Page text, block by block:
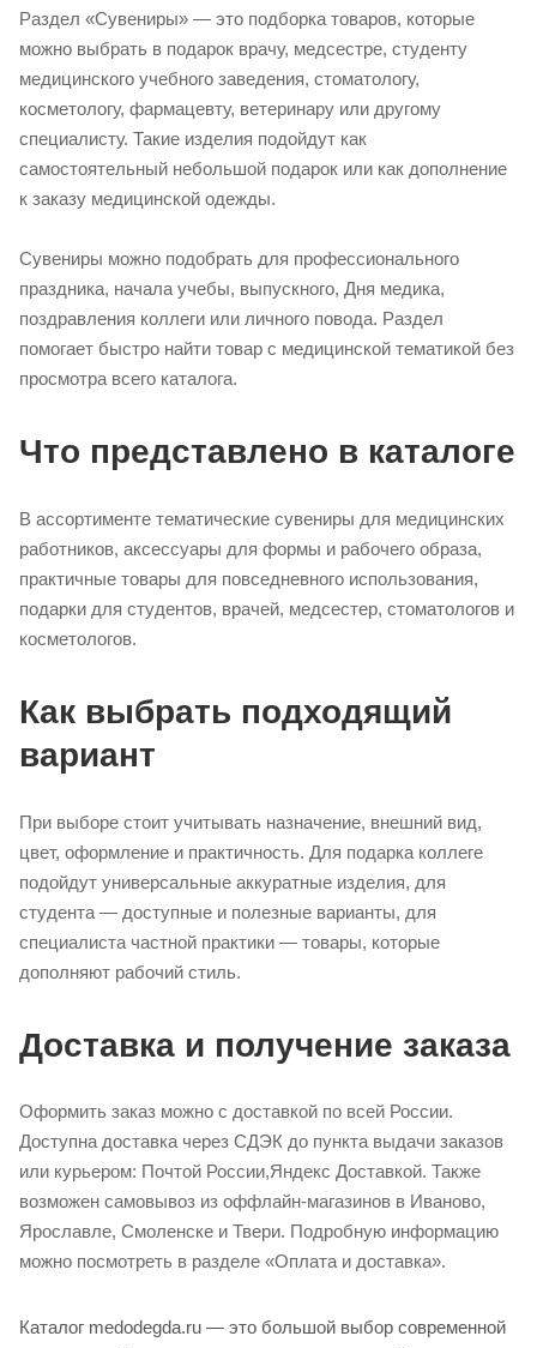
Раздел «Сувениры» — это подборка товаров, которые
можно выбрать в подарок врачу, медсестре, студенту
медицинского учебного заведения, стоматологу,
косметологу, фармацевту, ветеринару или другому
специалисту. Такие изделия подойдут как
самостоятельный небольшой подарок или как дополнение
к заказу медицинской одежды.
Сувениры можно подобрать для профессионального
праздника, начала учебы, выпускного, Дня медика,
поздравления коллеги или личного повода. Раздел
помогает быстро найти товар с медицинской тематикой без
просмотра всего каталога.
Что представлено в каталоге
В ассортименте тематические сувениры для медицинских
работников, аксессуары для формы и рабочего образа,
практичные товары для повседневного использования,
подарки для студентов, врачей, медсестер, стоматологов и
косметологов.
Как выбрать подходящий
вариант
При выборе стоит учитывать назначение, внешний вид,
цвет, оформление и практичность. Для подарка коллеге
подойдут универсальные аккуратные изделия, для
студента — доступные и полезные варианты, для
специалиста частной практики — товары, которые
дополняют рабочий стиль.
Доставка и получение заказа
Оформить заказ можно с доставкой по всей России.
Доступна доставка через СДЭК до пункта выдачи заказов
или курьером: Почтой России,Яндекс Доставкой. Также
возможен самовывоз из оффлайн-магазинов в Иваново,
Ярославле, Смоленске и Твери. Подробную информацию
можно посмотреть в разделе «Оплата и доставка».
Каталог medodegda.ru — это большой выбор современной